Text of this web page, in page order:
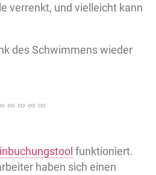
verrenkt, und vielleicht kann
des Schwimmens wieder
funktioniert.
haben sich einen